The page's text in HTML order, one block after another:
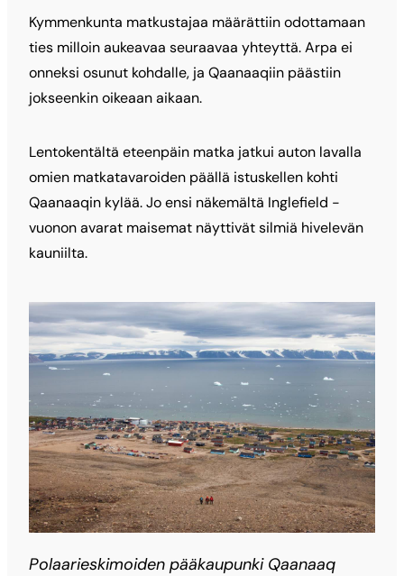
Kymmenkunta matkustajaa määrättiin odottamaan
ties milloin aukeavaa seuraavaa yhteyttä. Arpa ei
onneksi osunut kohdalle, ja Qaanaaqiin päästiin
jokseenkin oikeaan aikaan.
Lentokentältä eteenpäin matka jatkui auton lavalla
omien matkatavaroiden päällä istuskellen kohti
Qaanaaqin kylää. Jo ensi näkemältä Inglefield -
vuonon avarat maisemat näyttivät silmiä hivelevän
kauniilta.
Polaarieskimoiden pääkaupunki Qaanaaq